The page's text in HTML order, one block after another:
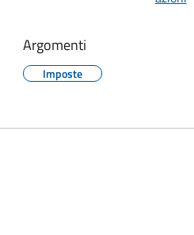
Argomenti
Imposte